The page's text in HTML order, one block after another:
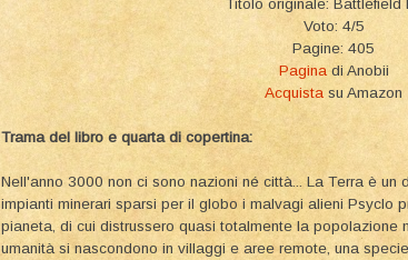
Titolo originale: Battlefield
Voto: 4/5
Pagine: 405
Pagina di Anobii
Acquista su Amazon
Trama del libro e quarta di copertina:
Nell'anno 3000 non ci sono nazioni né città... La Terra è
impianti minerari sparsi per il globo i malvagi alieni Psyclo
pianeta, di cui distrussero quasi totalmente la popolazione
umanità si nascondono in villaggi e aree remote, una